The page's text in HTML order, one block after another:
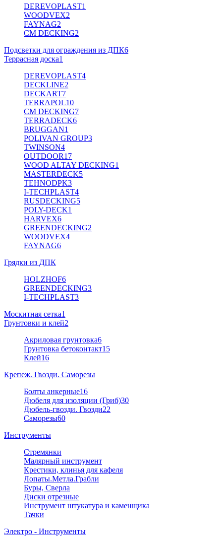
DEREVOPLAST1
WOODVEX2
FAYNAG2
CM DECKING2
Подсветки для ограждения из ДПК6
Террасная доска1
DEREVOPLAST4
DECKLINE2
DECKART7
TERRAPOL10
CM DECKING7
TERRADECK6
BRUGGAN1
POLIVAN GROUP3
TWINSON4
OUTDOOR17
WOOD ALTAY DECKING1
MASTERDECK5
TEHNODPK3
I-TECHPLAST4
RUSDECKING5
POLY-DECK1
HARVEX6
GREENDECKING2
WOODVEX4
FAYNAG6
Грядки из ДПК
HOLZHOF6
GREENDECKING3
I-TECHPLAST3
Москитная сетка1
Грунтовки и клей2
Акриловая грунтовка6
Грунтовка бетоконтакт15
Клей16
Крепеж. Гвозди. Саморезы
Болты анкерные16
Дюбеля для изоляции (Гриб)30
Дюбель-гвозди. Гвозди22
Саморезы60
Инструменты
Стремянки
Малярный инструмент
Крестики, клинья для кафеля
Лопаты.Метла.Грабли
Буры, Сверла
Диски отрезные
Инструмент штукатура и каменщика
Тачки
Электро - Инструменты